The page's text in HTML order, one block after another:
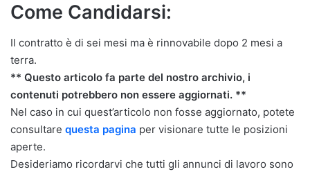
Come Candidarsi:
Il contratto è di sei mesi ma è rinnovabile dopo 2 mesi a
terra.
** Questo articolo fa parte del nostro archivio, i
contenuti potrebbero non essere aggiornati. **
Nel caso in cui quest’articolo non fosse aggiornato, potete
consultare questa pagina per visionare tutte le posizioni
aperte.
Desideriamo ricordarvi che tutti gli annunci di lavoro sono